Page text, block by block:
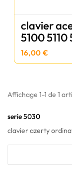
clavier
5100 5110
16,00 €
Affichage 1-1 de 1
serie 5030
clavier azerty